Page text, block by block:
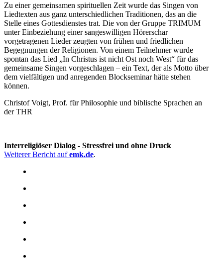
Zu einer gemeinsamen spirituellen Zeit wurde das Singen von
Liedtexten aus ganz unterschiedlichen Traditionen, das an die
Stelle eines Gottesdienstes trat. Die von der Gruppe TRIMUM
unter Einbeziehung einer sangeswilligen Hörerschar
vorgetragenen Lieder zeugten von frühen und friedlichen
Begegnungen der Religionen. Von einem Teilnehmer wurde
spontan das Lied „In Christus ist nicht Ost noch West“ für das
gemeinsame Singen vorgeschlagen – ein Text, der als Motto über
dem vielfältigen und anregenden Blockseminar hätte stehen
können.
Christof Voigt, Prof. für Philosophie und biblische Sprachen an
der THR
Interreligiöser Dialog - Stressfrei und ohne Druck
Weiterer Bericht aufemk.de.